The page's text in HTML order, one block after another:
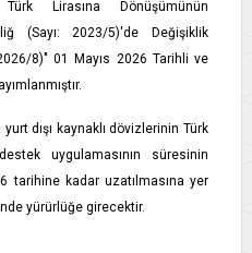
Lirasına Dönüşümünün
(Sayı: 2023/5)'de Değişiklik
8)" 01 Mayıs 2026 Tarihli ve
dışı kaynaklı dövizlerinin Türk
uygulamasının süresinin
tarihine kadar uzatılmasına yer
yürürlüğe girecektir.